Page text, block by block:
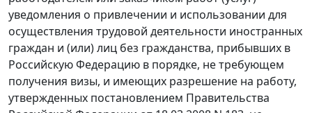
уведомления о привлечении и использовании для
осуществления трудовой деятельности иностранных
граждан и (или) лиц без гражданства, прибывших в
Российскую Федерацию в порядке, не требующем
получения визы, и имеющих разрешение на работу,
утвержденных постановлением Правительства